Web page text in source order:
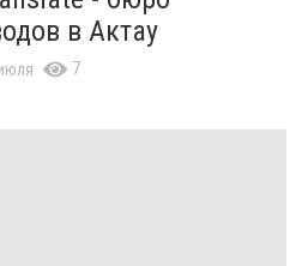
в Актау
7